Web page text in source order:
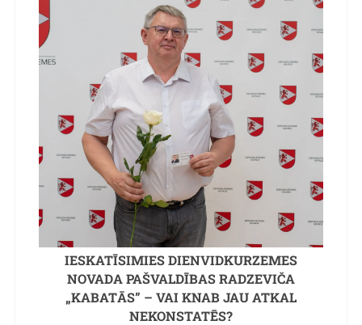
IESKATĪSIMIES DIENVIDKURZEMES
NOVADA PAŠVALDĪBAS RADZEVIČA
„KABATĀS” – VAI KNAB JAU ATKAL
NEKONSTATĒS?